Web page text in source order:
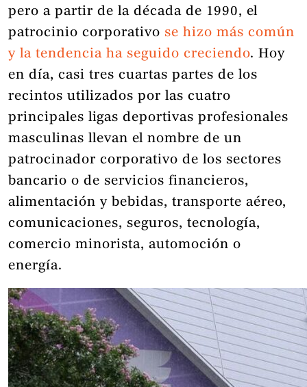
pero a partir de la década de 1990, el
patrocinio corporativo se hizo más común
y la tendencia ha seguido creciendo. Hoy
en día, casi tres cuartas partes de los
recintos utilizados por las cuatro
principales ligas deportivas profesionales
masculinas llevan el nombre de un
patrocinador corporativo de los sectores
bancario o de servicios financieros,
alimentación y bebidas, transporte aéreo,
comunicaciones, seguros, tecnología,
comercio minorista, automoción o
energía.